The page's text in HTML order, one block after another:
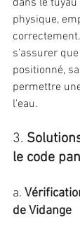
dans le
physique,
s'assurer
positionné,
permettre
l'eau.
3.
le code
a.
de Vidange